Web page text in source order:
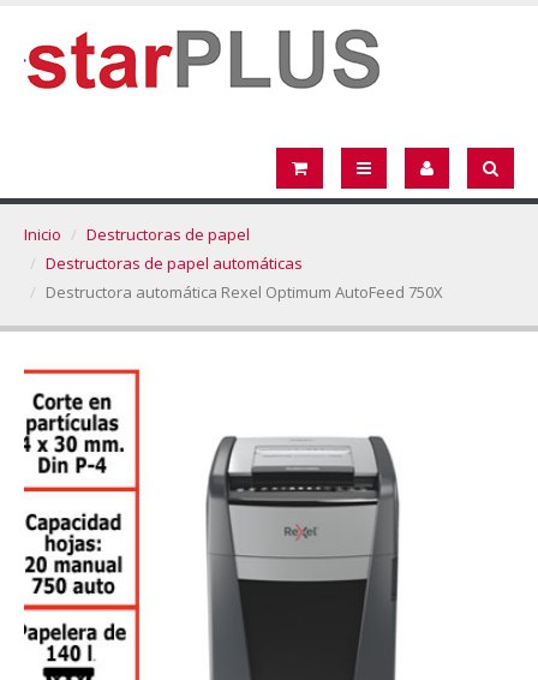
Inicio
Destructoras de papel
Destructoras de papel automáticas
Destructora automática Rexel Optimum AutoFeed 750X